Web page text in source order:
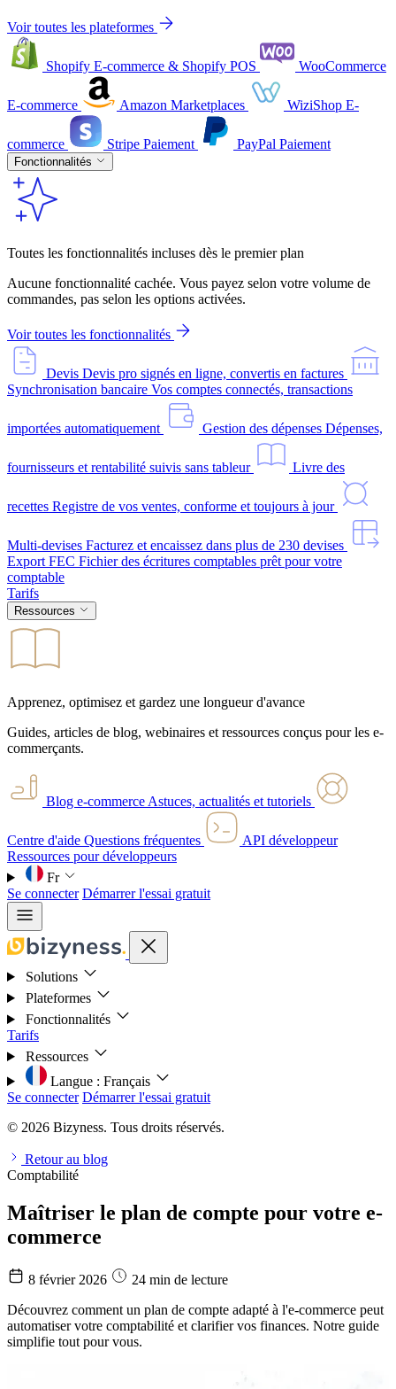
Voir toutes les plateformes
Shopify E-commerce & Shopify POS WooCommerce
E-commerce Amazon Marketplaces WiziShop E-
commerce Stripe Paiement PayPal Paiement
Fonctionnalités
Toutes les fonctionnalités incluses dès le premier plan
Aucune fonctionnalité cachée. Vous payez selon votre volume de
commandes, pas selon les options activées.
Voir toutes les fonctionnalités
Devis Devis pro signés en ligne, convertis en factures
Synchronisation bancaire Vos comptes connectés, transactions
importées automatiquement Gestion des dépenses Dépenses,
fournisseurs et rentabilité suivis sans tableur Livre des
recettes Registre de vos ventes, conforme et toujours à jour
Multi-devises Facturez et encaissez dans plus de 230 devises
Export FEC Fichier des écritures comptables prêt pour votre
comptable
Tarifs
Ressources
Apprenez, optimisez et gardez une longueur d'avance
Guides, articles de blog, webinaires et ressources conçus pour les e-
commerçants.
Blog e-commerce Astuces, actualités et tutoriels
Centre d'aide Questions fréquentes
API développeur
Ressources pour développeurs
Fr
Se connecter Démarrer l'essai gratuit
Solutions
Plateformes
Fonctionnalités
Tarifs
Ressources
Langue : Français
Se connecter Démarrer l'essai gratuit
© 2026 Bizyness. Tous droits réservés.
Retour au blog
Comptabilité
Maîtriser le plan de compte pour votre e-
commerce
8 février 2026
24 min de lecture
Découvrez comment un plan de compte adapté à l'e-commerce peut
automatiser votre comptabilité et clarifier vos finances. Notre guide
simplifie tout pour vous.